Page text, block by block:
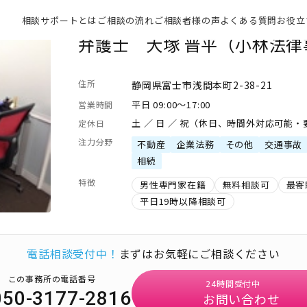
相談サポートとは ご相談の流れご相談者様の声よくある質問お役
弁護士 大塚 晋平（小林法律
住所 静岡県富士市浅間本町2-38-21
営業時間 平日 09:00～17:00
定休日 土 ／ 日 ／ 祝（休日、時間外対応可能・
注力分野 不動産 企業法務 その他
交通事故
相続
特徴 男性専門家在籍 無料相談可
最
平日19時以降相談可
電話相談受付中！ まずはお気軽にご相談ください
この事務所の電話番号
3177-2816
24時間受付中
お問い合わせ